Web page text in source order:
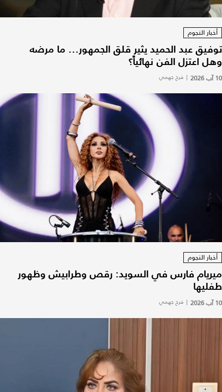
أخبار النجوم
توفيق عبد الحميد يثير قلق الجمهور... ما مرضه
وهل اعتزل الفن نهائياً؟
10 آب 2026 | فرح جهمي
أخبار النجوم
ميريام فارس في السويد: رقص وطرابيش وظهور
طفليها
10 آب 2026 | فرح جهمي